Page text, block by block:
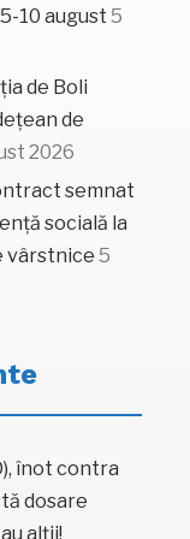
10 august 5
de Boli
de
2026
semnat
socială la
vârstnice 5
înot contra
dosare
alții!